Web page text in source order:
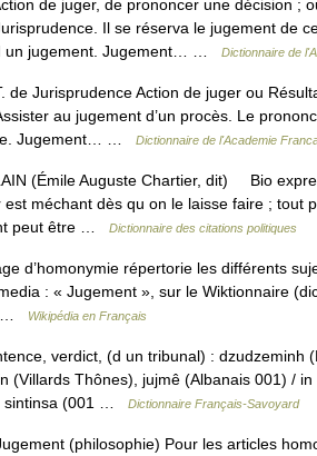
de juger, de prononcer une décision ;
Il se réserva le jugement de
un jugement. Jugement… …
Dictionnaire de
de Jurisprudence Action de juger ou
au jugement d’un procès. Le
Jugement… …
Dictionnaire de l'Academie
Auguste Chartier, dit) Bio express
méchant dès qu on le laisse faire ; tout
peut être …
Dictionnaire des citations politiques
d’homonymie répertorie les différents
: « Jugement », sur le Wiktionnaire
…
Wikipédia en Français
verdict, (d un tribunal) : dzudzeminh
(Villards Thônes), jujmê (Albanais 001) /
sintinsa (001 …
Dictionnaire Français-Savoyard
(philosophie) Pour les articles